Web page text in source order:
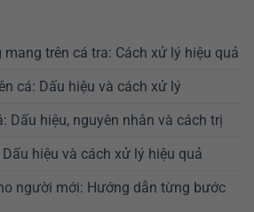
mang trên cá tra: Cách xử lý hiệu quả
cá: Dấu hiệu và cách xử lý
Dấu hiệu, nguyên nhân và cách trị
hiệu và cách xử lý hiệu quả
người mới: Hướng dẫn từng bước